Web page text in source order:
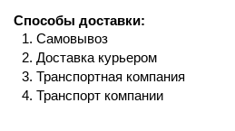
Способы доставки:
Самовывоз
Доставка курьером
Транспортная компания
Транспорт компании